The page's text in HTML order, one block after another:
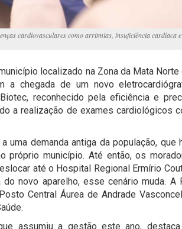
cardiovasculares como arritmias, insuficiência cardíaca
localizado na Zona da Mata
a chegada de um novo
reconhecido pela eficiência e
a realização de exames cardiológicos
uma demanda antiga da população, que
próprio município. Até então, os
até o Hospital Regional Ermírio
novo aparelho, esse cenário muda. A
Central Áurea de Andrade
assumiu a gestão este ano,